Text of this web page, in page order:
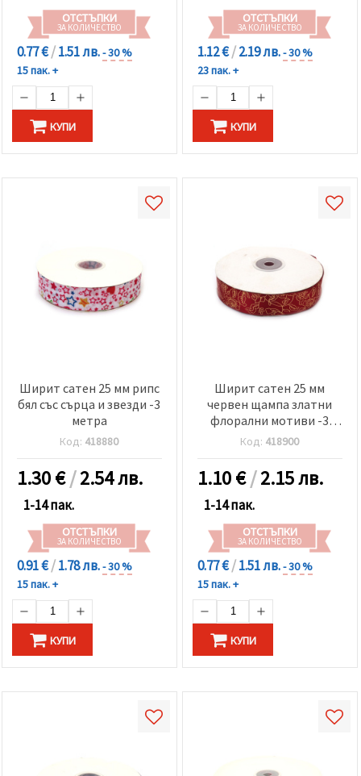
ОТСТЪПКИ
ЗА КОЛИЧЕСТВО
0.77 €/1.51 лв.- 30 %
15 пак. +
КУПИ
ОТСТЪПКИ
ЗА КОЛИЧЕСТВО
1.12 €/2.19 лв.- 30 %
23 пак. +
КУПИ
Ширит сатен 25 мм рипс
бял със сърца и звезди -3
метра
Код: 418880
1.30€/2.54 лв.
1-14 пак.
ОТСТЪПКИ
ЗА КОЛИЧЕСТВО
0.91 €/1.78 лв.- 30 %
15 пак. +
КУПИ
Ширит сатен 25 мм
червен щампа златни
флорални мотиви -3
метра
Код: 418900
1.10€/2.15 лв.
1-14 пак.
ОТСТЪПКИ
ЗА КОЛИЧЕСТВО
0.77 €/1.51 лв.- 30 %
15 пак. +
КУПИ